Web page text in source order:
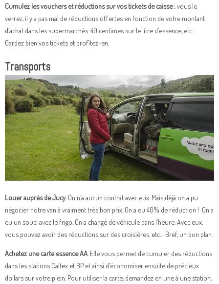
Cumulez les vouchers et réductions sur vos tickets de caisse :vous le
verrez, il y a pas mal de réductions offertes en fonction de votre montant
d’achat dans les supermarchés. 40 centimes sur le litre d’essence, etc…
Gardez bien vos tickets et profitez-en.
Transports
Louer auprès de Jucy. On n’a aucun contrat avec eux. Mais déjà on a pu
négocier notre van à vraiment très bon prix. On a eu 40% de réduction ! On a
eu un souci avec le frigo. On a changé de véhicule dans l’heure. Avec eux,
vous pouvez avoir des réductions sur des croisières, etc… Bref, un bon plan.
Achetez une carte essence AA . Elle vous permet de cumuler des réductions
dans les stations Caltex et BP et ainsi d’économiser ensuite de précieux
dollars sur votre plein. Pour utiliser la carte, demandez en une à une station,